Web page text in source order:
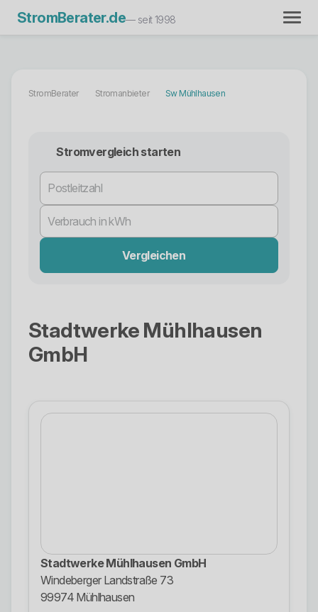
StromBerater.de— seit 1998
StromBerater Stromanbieter Sw Mühlhausen
Stromvergleich starten
Vergleichen
Stadtwerke Mühlhausen
GmbH
Stadtwerke Mühlhausen GmbH
Windeberger Landstraße 73
99974 Mühlhausen